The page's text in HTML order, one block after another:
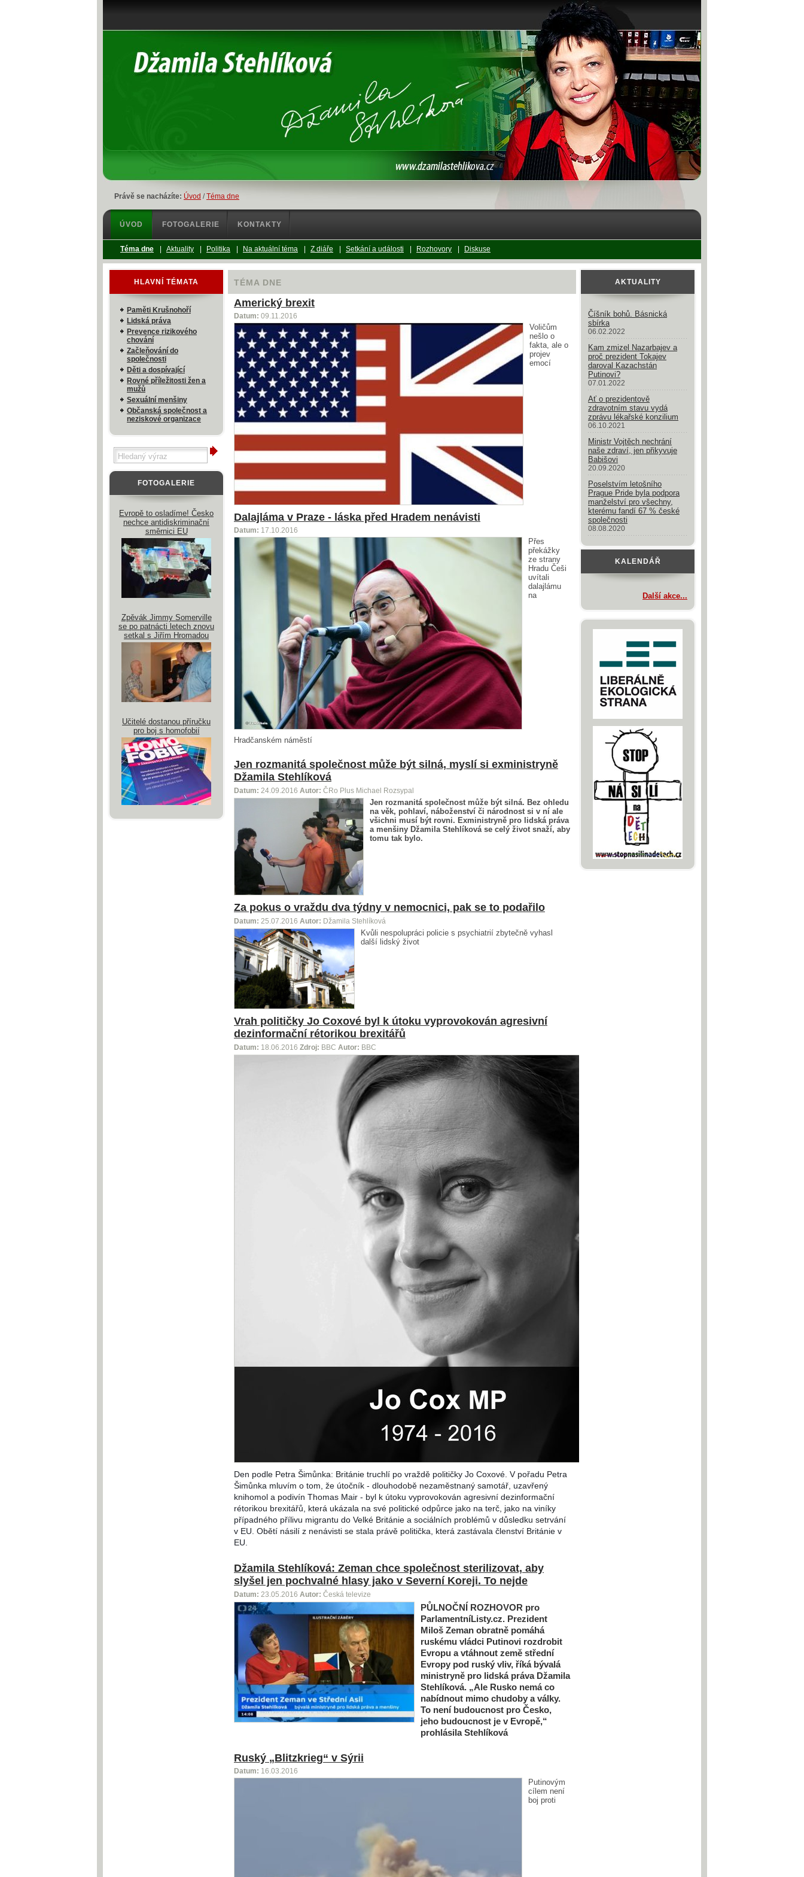
Právě se nacházíte: Úvod /Téma dne
TÉMA DNE
Americký brexit
Datum: 09.11.2016
Voličům
nešlo o
fakta, ale o
projev
emocí
Dalajláma v Praze - láska před Hradem nenávisti
Datum: 17.10.2016
Přes
překážky
ze strany
Hradu Češi
uvítali
dalajlámu
na
Hradčanském náměstí
Jen rozmanitá společnost může být silná, myslí si exministryně
Džamila Stehlíková
Datum: 24.09.2016 Autor: ČRo Plus Michael Rozsypal
Jen rozmanitá společnost může být silná. Bez ohledu
na věk, pohlaví, náboženství či národnost si v ní ale
všichni musí být rovni. Exministryně pro lidská práva
a menšiny Džamila Stehlíková se celý život snaží, aby
tomu tak bylo.
Za pokus o vraždu dva týdny v nemocnici, pak se to podařilo
Datum: 25.07.2016 Autor: Džamila Stehlíková
Kvůli nespolupráci policie s psychiatrií zbytečně vyhasl
další lidský život
Vrah političky Jo Coxové byl k útoku vyprovokován agresivní
dezinformační rétorikou brexitářů
Datum: 18.06.2016 Zdroj: BBC Autor: BBC
Den podle Petra Šimůnka: Británie truchlí po vraždě političky Jo Coxové. V pořadu Petra
Šimůnka mluvím o tom, že útočník - dlouhodobě nezaměstnaný samotář, uzavřený
knihomol a podivín Thomas Mair - byl k útoku vyprovokován agresivní dezinformační
rétorikou brexitářů, která ukázala na své politické odpůrce jako na terč, jako na viníky
případného přílivu migrantu do Velké Británie a sociálních problémů v důsledku setrvání
v EU. Obětí násilí z nenávisti se stala právě politička, která zastávala členství Británie v
EU.
Džamila Stehlíková: Zeman chce společnost sterilizovat, aby
slyšel jen pochvalné hlasy jako v Severní Koreji. To nejde
Datum: 23.05.2016 Autor: Česká televize
PŮLNOČNÍ ROZHOVOR pro
ParlamentníListy.cz. Prezident
Miloš Zeman obratně pomáhá
ruskému vládci Putinovi rozdrobit
Evropu a vtáhnout země střední
Evropy pod ruský vliv, říká bývalá
ministryně pro lidská práva Džamila
Stehlíková. „Ale Rusko nemá co
nabídnout mimo chudoby a války.
To není budoucnost pro Česko,
jeho budoucnost je v Evropě,“
prohlásila Stehlíková
Ruský „Blitzkrieg“ v Sýrii
Datum: 16.03.2016
Putinovým
cílem není
boj proti
HLAVNÍ TÉMATA
Paměti Krušnohoří
Lidská práva
Prevence rizikového
chování
Začleňování do
společnosti
Děti a dospívající
Rovné příležitosti žen a
mužů
Sexuální menšiny
Občanská společnost a
neziskové organizace
FOTOGALERIE
Evropě to osladíme! Česko
nechce antidiskriminační
směrnici EU
Zpěvák Jimmy Somerville
se po patnácti letech znovu
setkal s Jiřím Hromadou
Učitelé dostanou příručku
pro boj s homofobií
AKTUALITY
Číšník bohů. Básnická
sbírka
06.02.2022
Kam zmizel Nazarbajev a
proč prezident Tokajev
daroval Kazachstán
Putinovi?
07.01.2022
Ať o prezidentově
zdravotním stavu vydá
zprávu lékařské konzilium
06.10.2021
Ministr Vojtěch nechrání
naše zdraví, jen přikyvuje
Babišovi
20.09.2020
Poselstvím letošního
Prague Pride byla podpora
manželství pro všechny,
kterému fandí 67 % české
společnosti
08.08.2020
KALENDÁŘ
Další akce...
ÚVOD FOTOGALERIE KONTAKTY
Téma dne Aktuality Politika Na aktuální téma Z diáře Setkání a události Rozhovory Diskuse